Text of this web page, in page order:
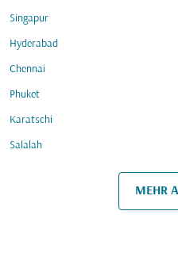
Singapur
Hyderabad
Chennai
Phuket
Karatschi
Salalah
MEHR